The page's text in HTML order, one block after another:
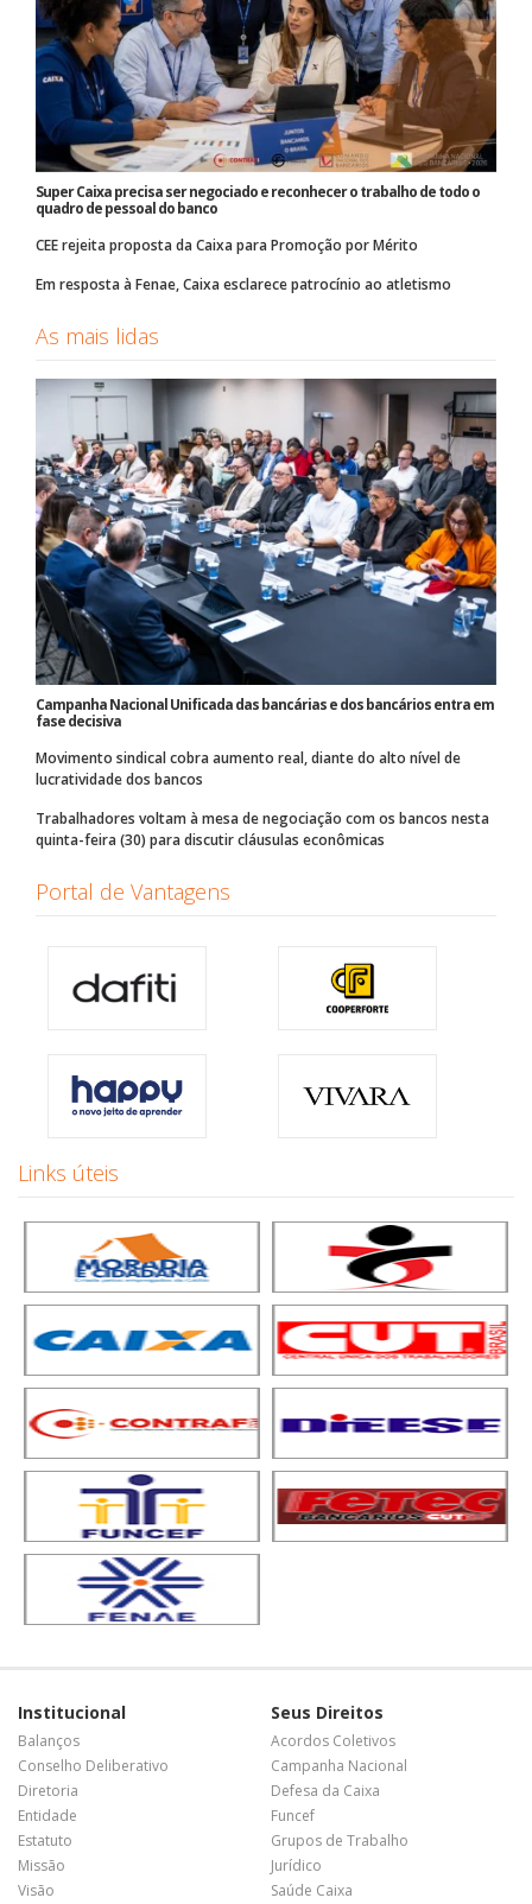
Super Caixa precisa ser negociado e reconhecer o trabalho de todo o
quadro de pessoal do banco
CEE rejeita proposta da Caixa para Promoção por Mérito
Em resposta à Fenae, Caixa esclarece patrocínio ao atletismo
As mais lidas
Campanha Nacional Unificada das bancárias e dos bancários entra em
fase decisiva
Movimento sindical cobra aumento real, diante do alto nível de
lucratividade dos bancos
Trabalhadores voltam à mesa de negociação com os bancos nesta
quinta-feira (30) para discutir cláusulas econômicas
Portal de Vantagens
Links úteis
Institucional
Balanços
Conselho Deliberativo
Diretoria
Entidade
Estatuto
Missão
Visão
Seus Direitos
Acordos Coletivos
Campanha Nacional
Defesa da Caixa
Funcef
Grupos de Trabalho
Jurídico
Saúde Caixa